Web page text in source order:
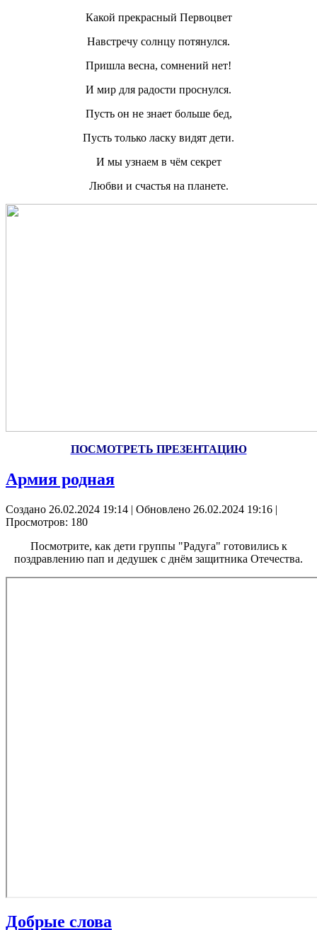
Какой прекрасный Первоцвет
Навстречу солнцу потянулся.
Пришла весна, сомнений нет!
И мир для радости проснулся.
Пусть он не знает больше бед,
Пусть только ласку видят дети.
И мы узнаем в чём секрет
Любви и счастья на планете.
ПОСМОТРЕТЬ ПРЕЗЕНТАЦИЮ
Армия родная
Создано 26.02.2024 19:14 | Обновлено 26.02.2024 19:16 |
Просмотров: 180
Посмотрите, какдети группы "Радуга" готовились к
поздравлению пап и дедушек с днём защитника Отечества.
Добрые слова